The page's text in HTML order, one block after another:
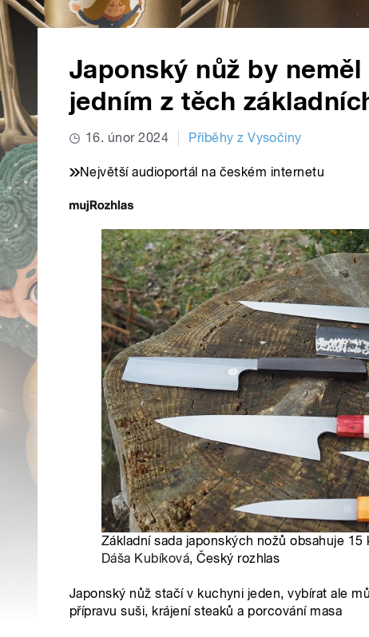
Japonský nůž by
jedním z těch
16. únor 2024 Příběhy z Vysočiny
Největší audioportál na českém internetu
Základní sada japonských nožů obsahuje
Dáša Kubíková, Český rozhlas
Japonský nůž stačí v kuchyni jeden, vybírat ale
přípravu suši, krájení steaků a porcování masa